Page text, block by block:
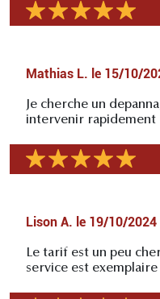
Mathias L. le 15/10/
Je cherche un
intervenir rapidement
Lison A. le 19/10/2024
Le tarif est un peu
service est exemplaire